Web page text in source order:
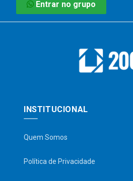
Entrar no grupo
INSTITUCIONAL
Quem Somos
Política de Privacidade